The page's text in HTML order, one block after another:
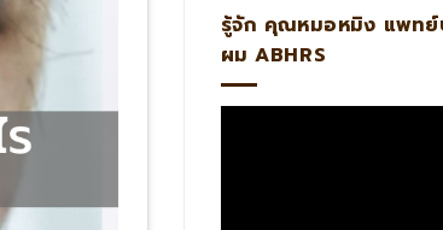
รู้จัก คุณหมอหมิง แพทย์
ผม ABHRS